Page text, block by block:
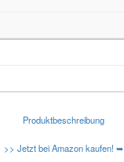
Produktbeschreibung
>> Jetzt bei Amazon kaufen! ➥